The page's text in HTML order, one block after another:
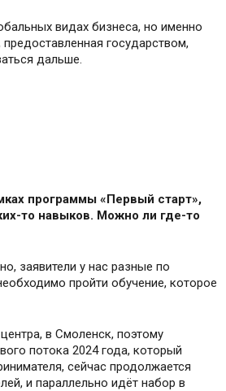
видах бизнеса, но именно
государством,
дальше.
программы «Первый старт»,
то навыков. Можно ли где-то
заявители у нас разные по
пройти обучение, которое
в Смоленск, поэтому
потока 2024 года, который
сейчас продолжается
и параллельно идёт набор в